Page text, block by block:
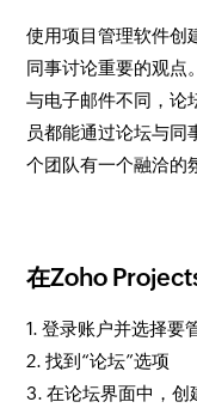
使用项目管理软件创
同事讨论重要的观点。
与电子邮件不同，论
员都能通过论坛与同
个团队有一个融洽的
在Zoho
1. 登录账户并选择要
2. 找到“论坛”选项
3. 在论坛界面中，创